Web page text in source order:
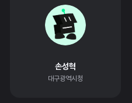
손성혁
대구광역시청